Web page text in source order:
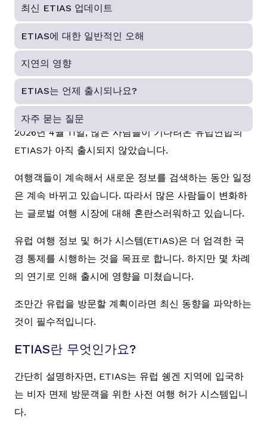
최신 ETIAS 업데이트
ETIAS에 대한 일반적인 오해
지연의 영향
ETIAS는 언제 출시되나요?
자주 묻는 질문
2026년 4월 11일, 많은 사람들이 기다려온 유럽연합의
ETIAS가 아직 출시되지 않았습니다.
여행객들이 계속해서 새로운 정보를 검색하는 동안 일정
은 계속 바뀌고 있습니다. 따라서 많은 사람들이 변화하
는 글로벌 여행 시장에 대해 혼란스러워하고 있습니다.
유럽 여행 정보 및 허가 시스템(ETIAS)은 더 엄격한 국
경 통제를 시행하는 것을 목표로 합니다. 하지만 몇 차례
의 연기로 인해 출시에 영향을 미쳤습니다.
조만간 유럽을 방문할 계획이라면 최신 동향을 파악하는
것이 필수적입니다.
ETIAS란 무엇인가요?
간단히 설명하자면, ETIAS는 유럽 쉥겐 지역에 입국하
는 비자 면제 방문객을 위한 사전 여행 허가 시스템입니
다.